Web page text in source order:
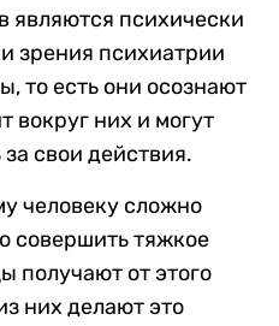
являются психически
зрения психиатрии
то есть они осознают
вокруг них и могут
свои действия.
человеку сложно
совершить тяжкое
получают от этого
них делают это